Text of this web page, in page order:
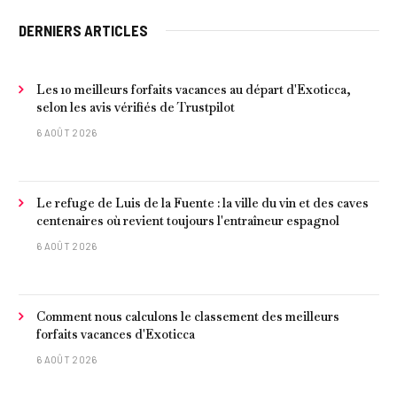
DERNIERS ARTICLES
Les 10 meilleurs forfaits vacances au départ d'Exoticca,
selon les avis vérifiés de Trustpilot
6 AOÛT 2026
Le refuge de Luis de la Fuente : la ville du vin et des caves
centenaires où revient toujours l'entraîneur espagnol
6 AOÛT 2026
Comment nous calculons le classement des meilleurs
forfaits vacances d'Exoticca
6 AOÛT 2026